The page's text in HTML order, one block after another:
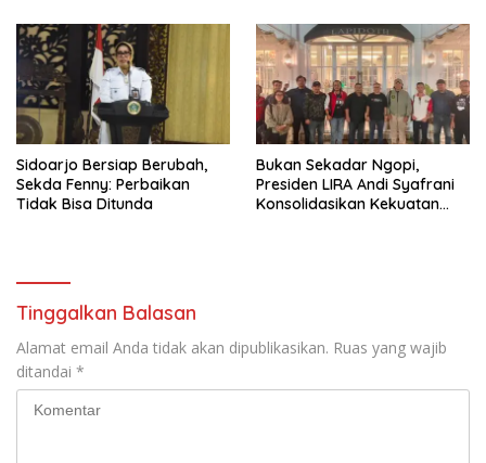
Buka suara
Sidoarjo Bersiap Berubah,
Sekda Fenny: Perbaikan
Tidak Bisa Ditunda
Bukan Sekadar Ngopi,
Presiden LIRA Andi Syafrani
Konsolidasikan Kekuatan
Tinggalkan Balasan
Alamat email Anda tidak akan dipublikasikan. Ruas yang wajib
ditandai *